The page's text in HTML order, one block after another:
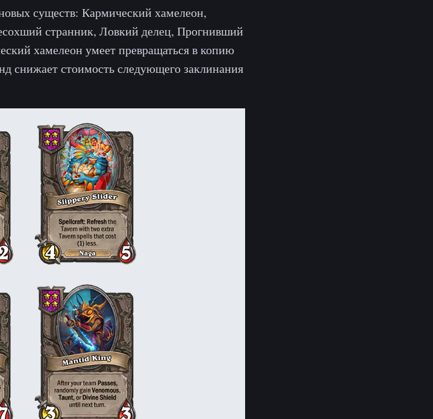
существ: Кармический хамелеон,
странник, Ловкий делец, Прогнивший
хамелеон умеет превращаться в копию
снижает стоимость следующего заклинания